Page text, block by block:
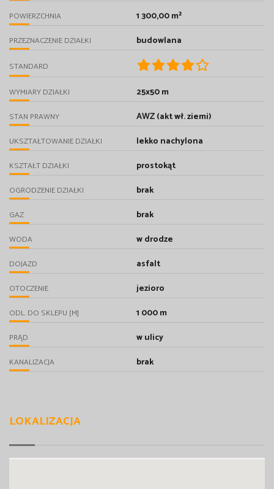
POWIERZCHNIA 1 300,00 m²
PRZEZNACZENIE DZIAŁKI budowlana
STANDARD
WYMIARY DZIAŁKI 25x50 m
STAN PRAWNY AWZ (akt wł. ziemi)
UKSZTAŁTOWANIE DZIAŁKI lekko nachylona
KSZTAŁT DZIAŁKI prostokąt
OGRODZENIE DZIAŁKI brak
GAZ brak
WODA w drodze
DOJAZD asfalt
OTOCZENIE jezioro
ODL. DO SKLEPU [M] 1 000 m
PRĄD w ulicy
KANALIZACJA brak
LOKALIZACJA